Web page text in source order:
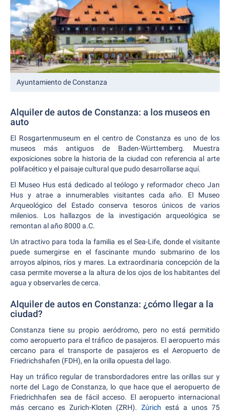
Ayuntamiento de Constanza
Alquiler de autos de Constanza: a los museos en
auto
El Rosgartenmuseum en el centro de Constanza es uno de los
museos más antiguos de Baden-Württemberg. Muestra
exposiciones sobre la historia de la ciudad con referencia al arte
polifacético y el paisaje cultural que pudo desarrollarse aquí.
El Museo Hus está dedicado al teólogo y reformador checo Jan
Hus y atrae a innumerables visitantes cada año. El Museo
Arqueológico del Estado conserva tesoros únicos de varios
milenios. Los hallazgos de la investigación arqueológica se
remontan al año 8000 a.C.
Un atractivo para toda la familia es el Sea-Life, donde el visitante
puede sumergirse en el fascinante mundo submarino de los
arroyos alpinos, ríos y mares. La extraordinaria concepción de la
casa permite moverse a la altura de los ojos de los habitantes del
agua y observarles de cerca.
Alquiler de autos en Constanza: ¿cómo llegar a la
ciudad?
Constanza tiene su propio aeródromo, pero no está permitido
como aeropuerto para el tráfico de pasajeros. El aeropuerto más
cercano para el transporte de pasajeros es el Aeropuerto de
Friedrichshafen (FDH), en la orilla opuesta del lago.
Hay un tráfico regular de transbordadores entre las orillas sur y
norte del Lago de Constanza, lo que hace que el aeropuerto de
Friedrichhafen sea de fácil acceso. El aeropuerto internacional
más cercano es Zurich-Kloten (ZRH). Zúrich está a unos 75